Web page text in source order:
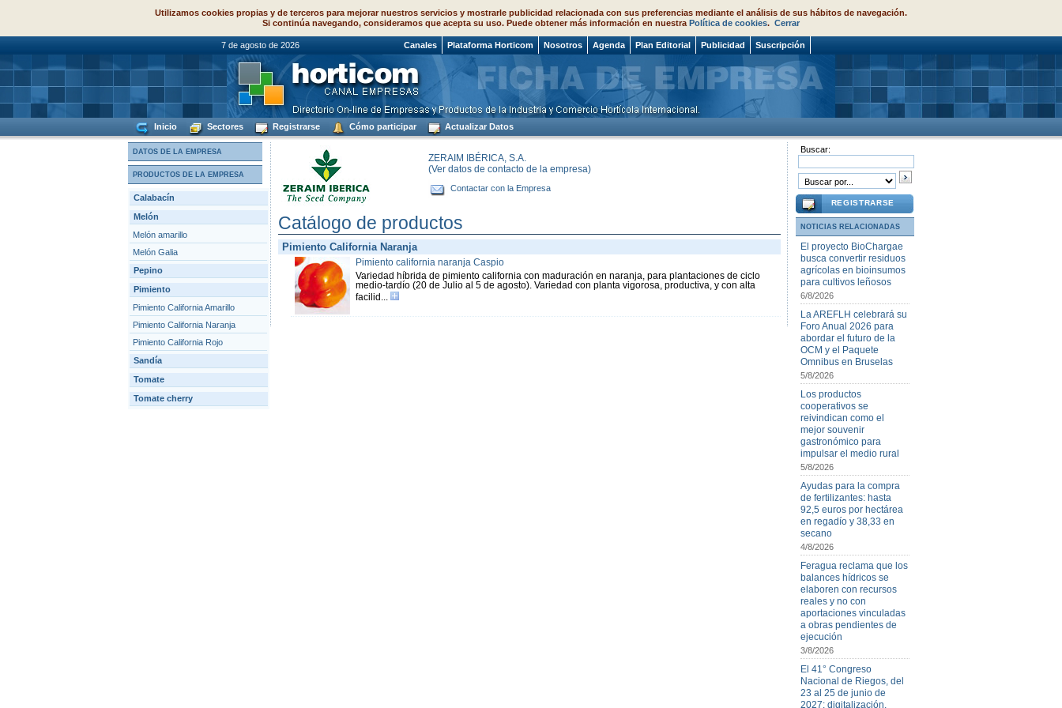
Utilizamos cookies propias y de terceros para mejorar nuestros servicios y mostrarle publicidad relacionada con sus preferencias mediante el análisis de sus hábitos de navegación.
Si continúa navegando, consideramos que acepta su uso. Puede obtener más información en nuestra Política de cookies. Cerrar
7 de agosto de 2026 Canales Plataforma Horticom Nosotros Agenda Plan Editorial Publicidad Suscripción
Inicio Sectores Registrarse Cómo participar Actualizar Datos
DATOS DE LA EMPRESA
PRODUCTOS DE LA EMPRESA
Calabacín
Melón
Melón amarillo
Melón Galia
Pepino
Pimiento
Pimiento California Amarillo
Pimiento California Naranja
Pimiento California Rojo
Sandía
Tomate
Tomate cherry
ZERAIM IBÉRICA, S.A.
(Ver datos de contacto de la empresa)
Contactar con la Empresa
Catálogo de productos
Pimiento California Naranja
Pimiento california naranja Caspio
Variedad híbrida de pimiento california con maduración en naranja, para plantaciones de ciclo
medio-tardío (20 de Julio al 5 de agosto). Variedad con planta vigorosa, productiva, y con alta
facilid...
Buscar:
REGISTRARSE
NOTICIAS RELACIONADAS
El proyecto BioChargae
busca convertir residuos
agrícolas en bioinsumos
para cultivos leñosos
6/8/2026
La AREFLH celebrará su
Foro Anual 2026 para
abordar el futuro de la
OCM y el Paquete
Omnibus en Bruselas
5/8/2026
Los productos
cooperativos se
reivindican como el
mejor souvenir
gastronómico para
impulsar el medio rural
5/8/2026
Ayudas para la compra
de fertilizantes: hasta
92,5 euros por hectárea
en regadío y 38,33 en
secano
4/8/2026
Feragua reclama que los
balances hídricos se
elaboren con recursos
reales y no con
aportaciones vinculadas
a obras pendientes de
ejecución
3/8/2026
El 41° Congreso
Nacional de Riegos, del
23 al 25 de junio de
2027: digitalización,